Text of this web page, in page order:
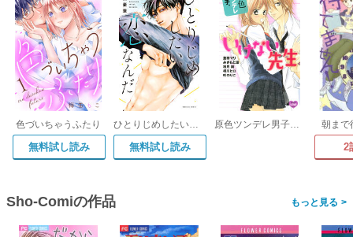
色づいちゃうふたり
無料試し読み
ひとりじめしたい、恋なんだ
無料試し読み
原色ツンデレ男子。 いけない先生 朝まで
2
Sho-Comiの作品 >